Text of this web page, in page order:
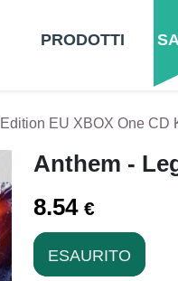
PRODOTTI
EU XBOX One CD
Anthem -
8.54 €
ESAURITO